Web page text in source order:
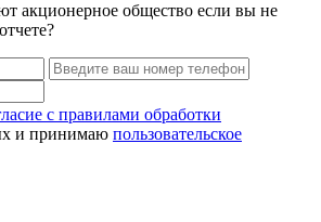
акционерное общество если вы не
с правилами обработки
и принимаю пользовательское